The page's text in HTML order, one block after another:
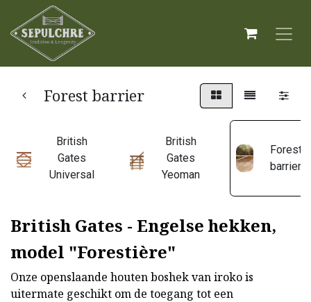
Forest barrier
British
Gates
Universal
British
Gates
Yeoman
Forest
barrier
British Gates - Engelse hekken,
model "Forestière"
Onze openslaande houten boshek van iroko is
uitermate geschikt om de toegang tot een